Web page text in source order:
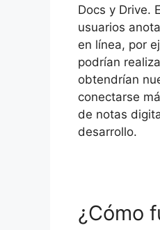
Docs y Drive.
usuarios
en línea, por
podrían
obtendrían
conectarse
de notas
desarrollo.
¿Cómo